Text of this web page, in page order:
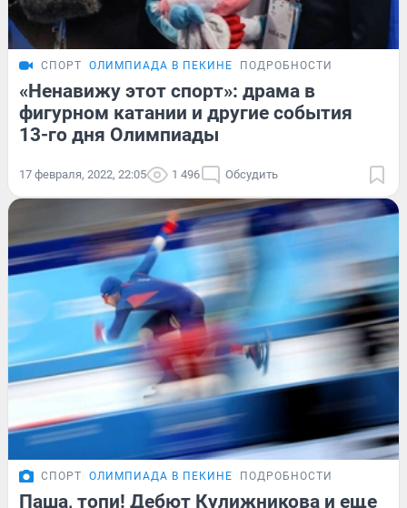
СПОРТ ОЛИМПИАДА В ПЕКИНЕ ПОДРОБНОСТИ
«Ненавижу этот спорт»: драма в
фигурном катании и другие события
13-го дня Олимпиады
17 февраля, 2022, 22:05 1 496 Обсудить
СПОРТ ОЛИМПИАДА В ПЕКИНЕ ПОДРОБНОСТИ
Паша, топи! Дебют Кулижникова и еще